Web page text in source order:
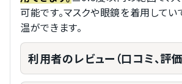
可能です。マスクや眼鏡を着用して
温ができます。
利用者のレビュー（口コミ、評価